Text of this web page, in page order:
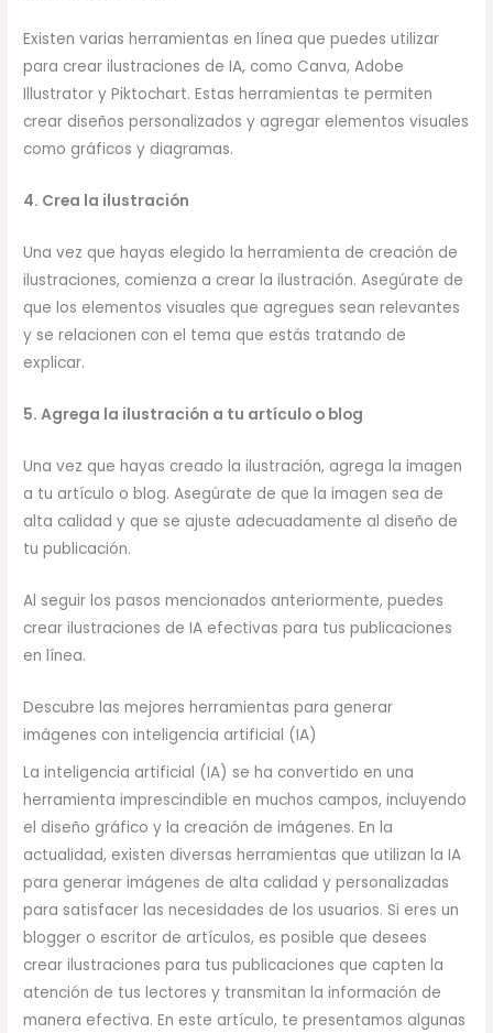
Existen varias herramientas en línea que puedes utilizar
para crear ilustraciones de IA, como Canva, Adobe
Illustrator y Piktochart. Estas herramientas te permiten
crear diseños personalizados y agregar elementos visuales
como gráficos y diagramas.
4. Crea la ilustración
Una vez que hayas elegido la herramienta de creación de
ilustraciones, comienza a crear la ilustración. Asegúrate de
que los elementos visuales que agregues sean relevantes
y se relacionen con el tema que estás tratando de
explicar.
5. Agrega la ilustración a tu artículo o blog
Una vez que hayas creado la ilustración, agrega la imagen
a tu artículo o blog. Asegúrate de que la imagen sea de
alta calidad y que se ajuste adecuadamente al diseño de
tu publicación.
Al seguir los pasos mencionados anteriormente, puedes
crear ilustraciones de IA efectivas para tus publicaciones
en línea.
Descubre las mejores herramientas para generar
imágenes con inteligencia artificial (IA)
La inteligencia artificial (IA) se ha convertido en una
herramienta imprescindible en muchos campos, incluyendo
el diseño gráfico y la creación de imágenes. En la
actualidad, existen diversas herramientas que utilizan la IA
para generar imágenes de alta calidad y personalizadas
para satisfacer las necesidades de los usuarios. Si eres un
blogger o escritor de artículos, es posible que desees
crear ilustraciones para tus publicaciones que capten la
atención de tus lectores y transmitan la información de
manera efectiva. En este artículo, te presentamos algunas